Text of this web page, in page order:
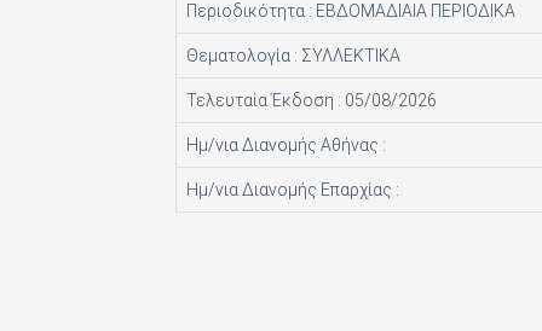
M.V. PRESS ΜΟΝΟΠΡΟΣΩΠΗ ΙΚΕ
MAD MAX Ε Ε
MEDIA ΜΑΘΙΟΥΔΑΚΗΣ Α.Ε.
MEDIA2DAY ΕΚΔΟΤΙΚΗ Α.Ε
MILKRO HELLAS HELLAS PUBL. SERVICES LTD
Περιοδικότητα : ΕΒΔΟΜΑΔΙΑΙΑ ΠΕΡΙΟΔΙΚΑ
Θεματολογία : ΣΥΛΛΕΚΤΙΚΑ
Τελευταία Έκδοση : 05/08/2026
Ημ/νια Διανομής Αθήνας :
Ημ/νια Διανομής Επαρχίας :